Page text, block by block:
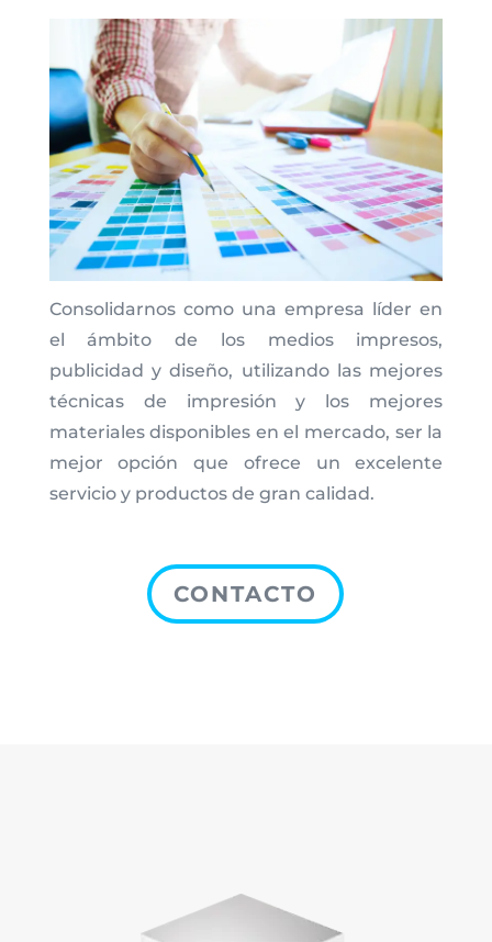
Consolidarnos como una empresa líder en
el ámbito de los medios impresos,
publicidad y diseño, utilizando las mejores
técnicas de impresión y los mejores
materiales disponibles en el mercado, ser la
mejor opción que ofrece un excelente
servicio y productos de gran calidad.
CONTACTO